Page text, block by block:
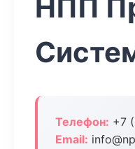
НПП
Телефон: +7
Email: